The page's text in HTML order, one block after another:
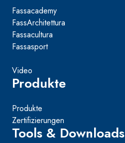
Fassacademy
FassArchitettura
Fassacultura
Fassasport
Video
Produkte
Produkte
Zertifizierungen
Tools & Downloads